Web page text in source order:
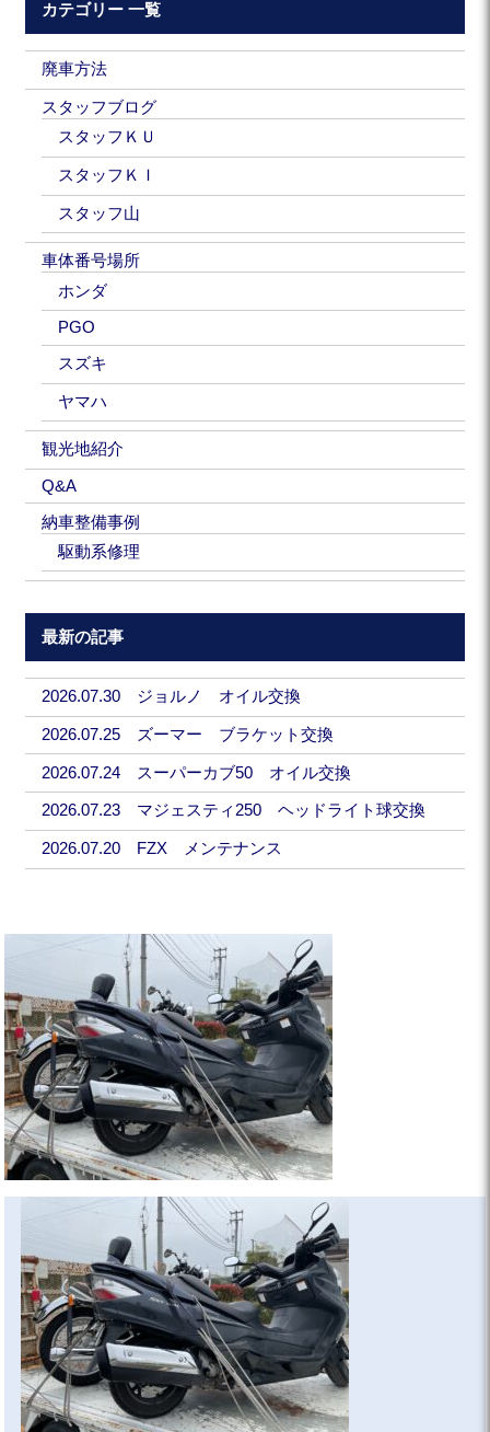
カテゴリー 一覧
廃車方法
スタッフブログ
スタッフＫＵ
スタッフＫＩ
スタッフ山
車体番号場所
ホンダ
PGO
スズキ
ヤマハ
観光地紹介
Q&A
納車整備事例
駆動系修理
最新の記事
2026.07.30 ジョルノ オイル交換
2026.07.25 ズーマー ブラケット交換
2026.07.24 スーパーカブ50 オイル交換
2026.07.23 マジェスティ250 ヘッドライト球交換
2026.07.20 FZX メンテナンス